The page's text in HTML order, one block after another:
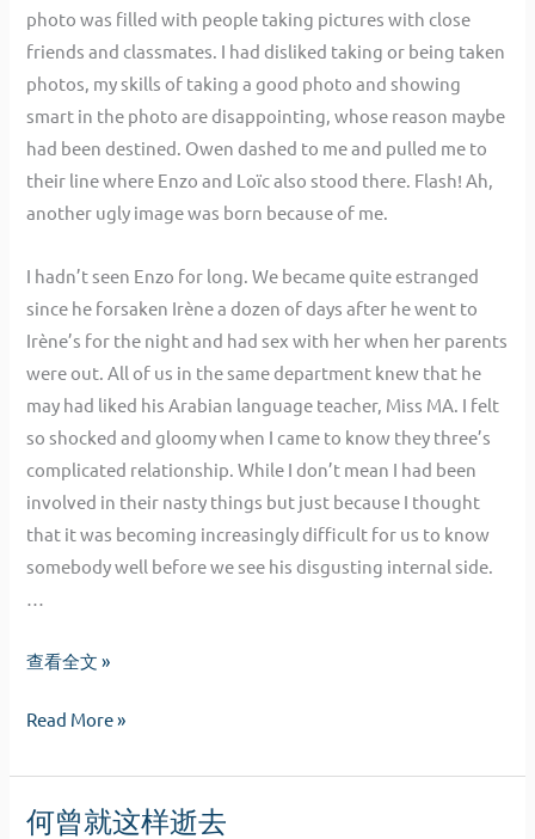
photo was filled with people taking pictures with close
friends and classmates. I had disliked taking or being taken
photos, my skills of taking a good photo and showing
smart in the photo are disappointing, whose reason maybe
had been destined. Owen dashed to me and pulled me to
their line where Enzo and Loïc also stood there. Flash! Ah,
another ugly image was born because of me.
I hadn’t seen Enzo for long. We became quite estranged
since he forsaken Irène a dozen of days after he went to
Irène’s for the night and had sex with her when her parents
were out. All of us in the same department knew that he
may had liked his Arabian language teacher, Miss MA. I felt
so shocked and gloomy when I came to know they three’s
complicated relationship. While I don’t mean I had been
involved in their nasty things but just because I thought
that it was becoming increasingly difficult for us to know
somebody well before we see his disgusting internal side.
Wanna
Then
查看全文 »
Wanna
Then
cry.
Read More »
何曾就这样逝去